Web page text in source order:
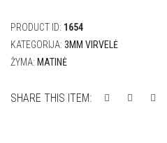
PRODUCT ID: 1654
KATEGORIJA: 3MM VIRVELĖ
ŽYMA: MATINĖ
SHARE THIS ITEM: